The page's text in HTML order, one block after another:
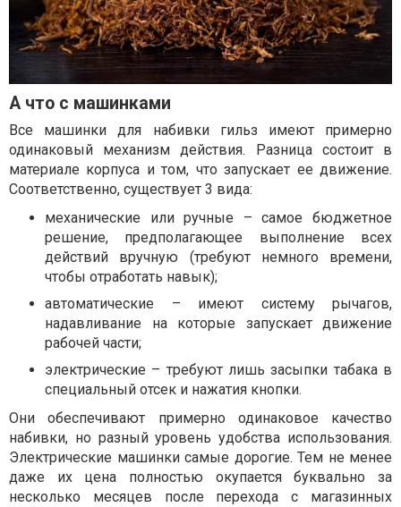
А что с машинками
Все машинки для набивки гильз имеют примерно
одинаковый механизм действия. Разница состоит в
материале корпуса и том, что запускает ее движение.
Соответственно, существует 3 вида:
механические или ручные – самое бюджетное
решение, предполагающее выполнение всех
действий вручную (требуют немного времени,
чтобы отработать навык);
автоматические – имеют систему рычагов,
надавливание на которые запускает движение
рабочей части;
электрические – требуют лишь засыпки табака в
специальный отсек и нажатия кнопки.
Они обеспечивают примерно одинаковое качество
набивки, но разный уровень удобства использования.
Электрические машинки самые дорогие. Тем не менее
даже их цена полностью окупается буквально за
несколько месяцев после перехода с магазинных